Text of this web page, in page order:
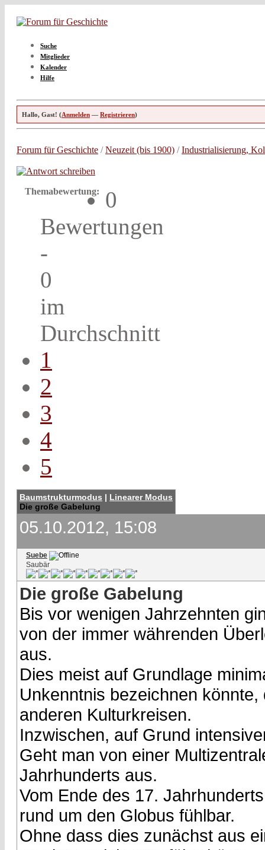
Suche
Mitglieder
Kalender
Hilfe
Hallo, Gast! (Anmelden — Registrieren)
Forum für Geschichte /Neuzeit (bis 1900) /Industrialisierung,
Themabewertung:
0
Bewertungen
-
0
im
Durchschnitt
1
2
3
4
5
Baumstrukturmodus | Linearer Modus
Die große Gabelung
05.10.2012, 15:08
Suebe
Saubär
Die große Gabelung
Bis vor wenigen Jahrzehnten
von der immer währenden
aus.
Dies meist auf Grundlage
Unkenntnis bezeichnen
anderen Kulturkreisen.
Inzwischen, auf Grund
Geht man von einer
Jahrhunderts aus.
Vom Ende des 17.
rund um den Globus fühlbar.
Ohne dass dies zunächst aus